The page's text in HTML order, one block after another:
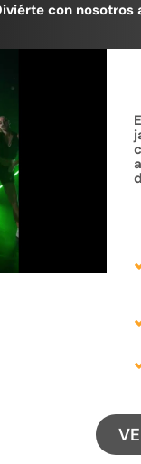
con